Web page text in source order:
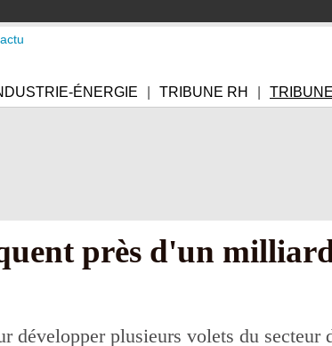
ÉNERGIE TRIBUNE RH
près d'un
développer plusieurs volets du secteur